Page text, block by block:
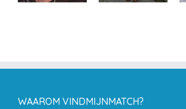
WAAROM VINDMIJNMATCH?